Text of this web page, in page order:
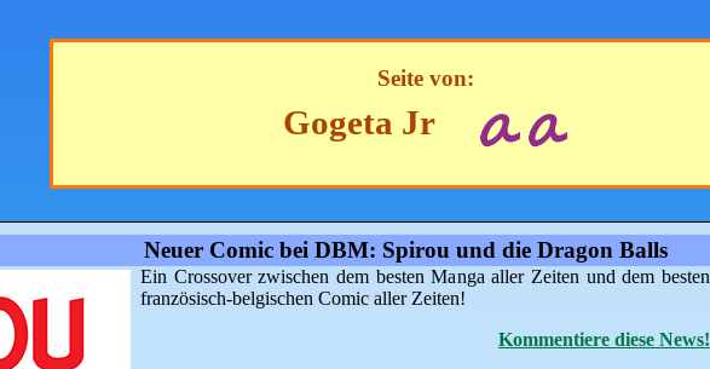
Seite von:
Gogeta Jr
Neuer Comic bei DBM: Spirou und die Dragon Balls
Ein Crossover zwischen dem besten Manga aller Zeiten und dem besten
französisch-belgischen Comic aller Zeiten!
Kommentiere diese News!